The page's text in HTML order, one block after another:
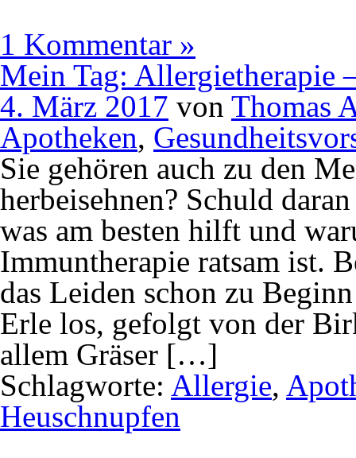
1 Kommentar »
Mein Tag: Allergietherapie
4. März 2017 von Thomas
Apotheken,
Sie gehören auch zu den
herbeisehnen? Schuld
was am besten hilft und
Immuntherapie ratsam ist.
das Leiden schon zu
Erle los, gefolgt von der
allem Gräser […]
Schlagworte: Allergie,
Heuschnupfen